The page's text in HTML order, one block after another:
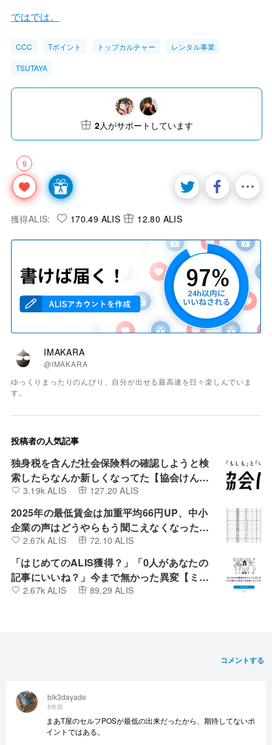
ではでは。
CCC Tポイント トップカルチャー レンタル事業
TSUTAYA
9
2人がサポートしています
獲得ALIS: 170.49 ALIS 12.80 ALIS
IMAKARA
@IMAKARA
ゆっくりまったりのんびり、自分が出せる最高速を日々楽しんでいま
す。
投稿者の人気記事
独身税を含んだ社会保険料の確認しようと検
索したらなんか新しくなってた【協会けん
ぽ】3.19k ALIS 127.20 ALIS
2025年の最低賃金は加重平均66円UP、中小
企業の声はどうやらもう聞こえなくなったよ
うです。
2.67k ALIS 72.10 ALIS
「はじめてのALIS獲得？」「0人があなたの
記事にいいね？」今まで無かった異変【ミン
カブIR】
2.67k ALIS 89.29 ALIS
コメントする
blk3dayade
5年前
まあT屋のセルフPOSが最低の出来だったから、期待してないポ
イントではある。